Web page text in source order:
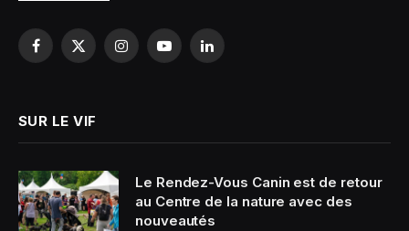
Facebook
X
InstagramYouTubeLinkedIn
SUR LE VIF
Le Rendez-Vous Canin est de retour
au Centre de la nature avec des
nouveautés